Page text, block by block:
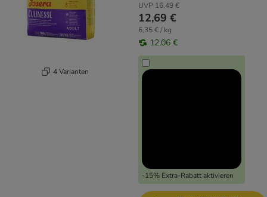
4 Varianten
UVP 16,49 €
12,69 €
6,35 € / kg
12,06 €
-15% Extra-Rabatt aktivieren